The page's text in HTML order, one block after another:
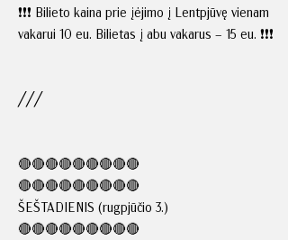
❗❗❗ Bilieto kaina prie įėjimo į Lentpjūvę vienam
vakarui 10 eu. Bilietas į abu vakarus – 15 eu. ❗❗❗
╱╱╱
🔴🔴🔴🔴🔴🔴🔴🔴🔴
🔴🔴🔴🔴🔴🔴🔴🔴🔴
ŠEŠTADIENIS (rugpjūčio 3.)
🔴🔴🔴🔴🔴🔴🔴🔴🔴